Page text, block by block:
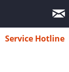
Service Hotline